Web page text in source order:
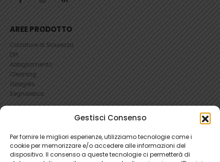
Gestisci Consenso
Per fornire le migliori esperienze, utilizziamo tecnologie come i
cookie per memorizzare e/o accedere alle informazioni del
dispositivo. Il consenso a queste tecnologie ci permetterà di
AREE PRODOTTO
Calzature di Sicurezza
DPI
Abbigliamento
Cleaning
Gadgets
Segnaletica
RICHIEDI UN RESO
Condizioni e Resi
FAQ Antinfortunistica